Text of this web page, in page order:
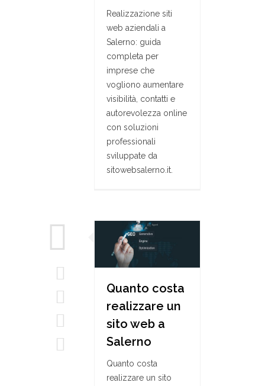
Realizzazione siti
web aziendali a
Salerno: guida
completa per
imprese che
vogliono aumentare
visibilità, contatti e
autorevolezza online
con soluzioni
professionali
sviluppate da
sitowebsalerno.it.
Quanto costa
realizzare un
sito web a
Salerno
Quanto costa
realizzare un sito